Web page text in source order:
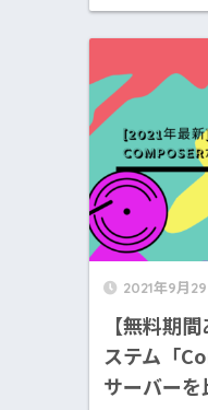
2021年9月29
【無料期
ステム「
サーバーを